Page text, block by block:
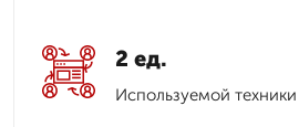
2 ед.
Используемой техники